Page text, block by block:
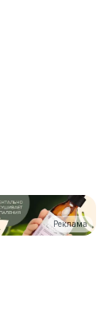
Реклама